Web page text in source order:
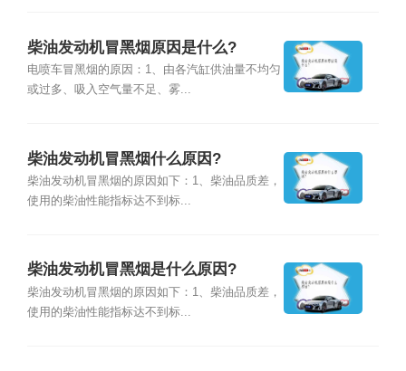
柴油发动机冒黑烟原因是什么?
电喷车冒黑烟的原因：1、由各汽缸供油量不均匀
或过多、吸入空气量不足、雾...
柴油发动机冒黑烟什么原因?
柴油发动机冒黑烟的原因如下：1、柴油品质差，
使用的柴油性能指标达不到标...
柴油发动机冒黑烟是什么原因?
柴油发动机冒黑烟的原因如下：1、柴油品质差，
使用的柴油性能指标达不到标...